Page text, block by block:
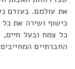
את עולמם. בעודם
כישוף ושירה את
כל צמח ובעל
החברתיים